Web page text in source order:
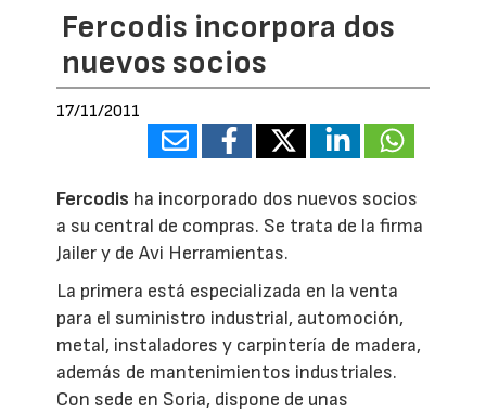
Fercodis incorpora dos
nuevos socios
17/11/2011
Fercodis ha incorporado dos nuevos socios
a su central de compras. Se trata de la firma
Jailer y de Avi Herramientas.
La primera está especializada en la venta
para el suministro industrial, automoción,
metal, instaladores y carpintería de madera,
además de mantenimientos industriales.
Con sede en Soria, dispone de unas